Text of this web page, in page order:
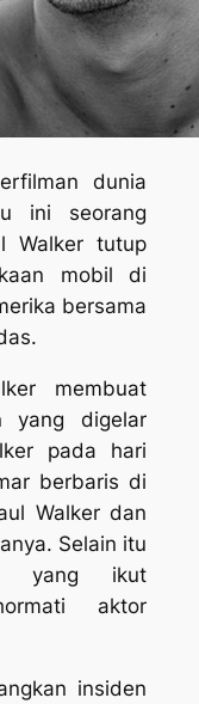
dunia
ini seorang
Walker tutup
mobil di
bersama
membuat
yang digelar
pada hari
berbaris di
Walker dan
Selain itu
yang ikut
aktor
insiden